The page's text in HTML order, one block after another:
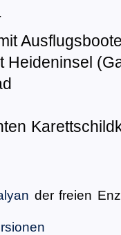
Heideninsel
der freien